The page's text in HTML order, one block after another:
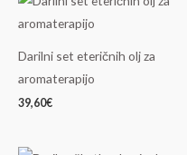
Darilni set eteričnih olj za
aromaterapijo
39,60€